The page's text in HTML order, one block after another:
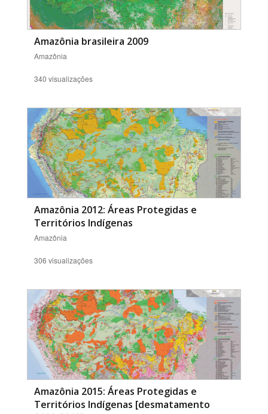
Amazônia brasileira 2009
Amazônia
340 visualizações
Amazônia 2012: Áreas Protegidas e
Territórios Indígenas
Amazônia
306 visualizações
Amazônia 2015: Áreas Protegidas e
Territórios Indígenas [desmatamento